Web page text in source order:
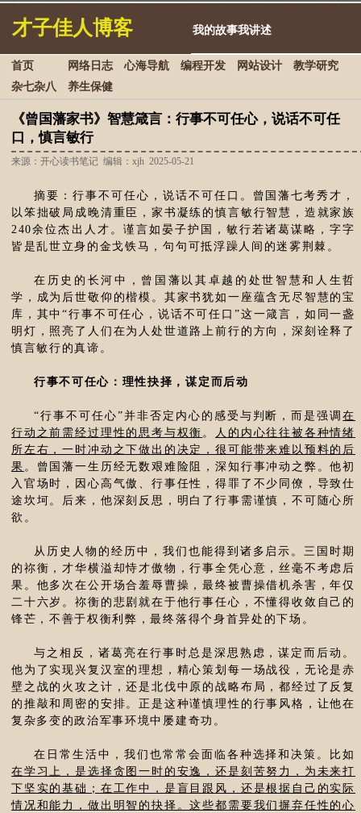
才子佳人博客 我的故事我讲述
首页 网络日志 心海导航 编程开发 网站设计
教学研究
杂七杂八
养生保健
《曾国藩家书》智慧箴言：行事不可任心，说话不可任
口，慎言敏行
来源：开心读书笔记 编辑：xjh 2025-05-21
摘要：行事不可任心，说话不可任口。曾国藩七考秀才，
以笨拙破局成晚清重臣，家书凝练的慎言敏行智慧，造就家族
240余位杰出人才。谨言如晏子护国，敏行若诸葛谋略，字字
皆是乱世立身的金戈铁马，句句可抵浮躁人间的迷雾荆棘。
在历史的长河中，曾国藩以其卓越的处世智慧和人生哲
学，成为后世敬仰的楷模。其家书犹如一座蕴含无尽智慧的宝
库，其中“行事不可任心，说话不可任口”这一箴言，如同一盏
明灯，照亮了人们在为人处世道路上前行的方向，深刻诠释了
慎言敏行的真谛。
行事不可任心：理性抉择，谋定而后动
“行事不可任心”并非否定内心的感受与判断，而是强调在
行动之前需经过理性的思考与权衡 。
人的内心往往被各种情绪
所左右，一时冲动之下做出的决定，很可能带来难以预料的后
果 。曾国藩一生历经无数艰难险阻，深知行事冲动之弊。他初
入官场时，因心高气傲、行事任性，得罪了不少同僚，导致仕
途坎坷。后来，他深刻反思，明白了行事需谨慎，不可随心所
欲。
从历史人物的经历中，我们也能得到诸多启示。三国时期
的祢衡，才华横溢却恃才傲物，行事全凭心意，丝毫不考虑后
果。他多次在公开场合羞辱曹操，最终被曹操借机杀害，年仅
二十六岁。祢衡的悲剧就在于他行事任心，不懂得收敛自己的
锋芒，不善于权衡利弊，最终落得个身首异处的下场。
与之相反，诸葛亮在行事时总是深思熟虑，谋定而后动。
他为了实现兴复汉室的理想，精心策划每一场战役，无论是赤
壁之战的火攻之计，还是北伐中原的战略布局，都经过了反复
的推敲和周密的安排。正是这种谨慎理性的行事风格，让他在
复杂多变的政治军事环境中屡建奇功。
在日常生活中，我们也常常会面临各种选择和决策。比如
在学习上，是选择贪图一时的安逸，还是刻苦努力，为未来打
下坚实的基础；在工作中，是盲目跟风，还是根据自己的实际
情况和能力，做出明智的抉择。这些都需要我们摒弃任性的心